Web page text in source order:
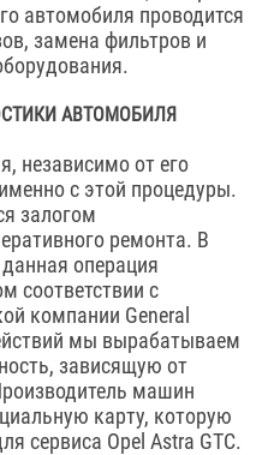
автомобиля проводится
замена фильтров и
АВТОМОБИЛЯ
независимо от его
с этой процедуры.
залогом
ремонта. В
операция
соответствии с
компании General
мы вырабатываем
зависящую от
машин
карту, которую
сервиса Opel Astra GTC.